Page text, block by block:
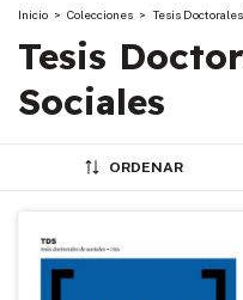
Inicio > Colecciones > Tesis
Tesis
Sociales
ORDENAR